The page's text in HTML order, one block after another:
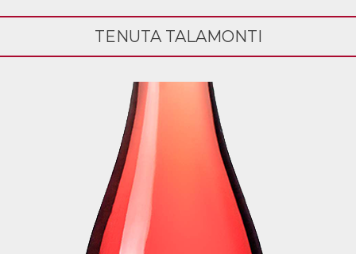
TENUTA TALAMONTI